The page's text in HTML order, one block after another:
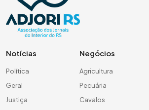
Notícias
Política
Geral
Justiça
Negócios
Agricultura
Pecuária
Cavalos